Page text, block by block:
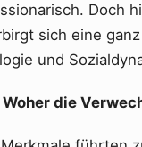
Doch
sich eine
und
Woher die